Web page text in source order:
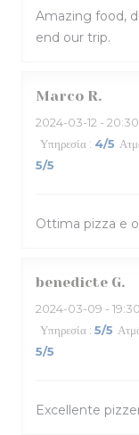
Amazing food,
end our trip.
Marco R
2024-03-12 - 20:30
Υπηρεσία : 4/5
5/5
Ottima pizza e
benedicte G
2024-03-09 -
Υπηρεσία : 5/5
5/5
Excellente